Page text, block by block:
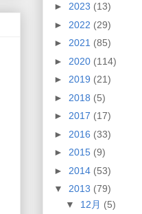
► 2023 (13)
► 2022 (29)
► 2021 (85)
► 2020 (114)
► 2019 (21)
► 2018 (5)
► 2017 (17)
► 2016 (33)
► 2015 (9)
► 2014 (53)
▼ 2013 (79)
▼ 12月 (5)